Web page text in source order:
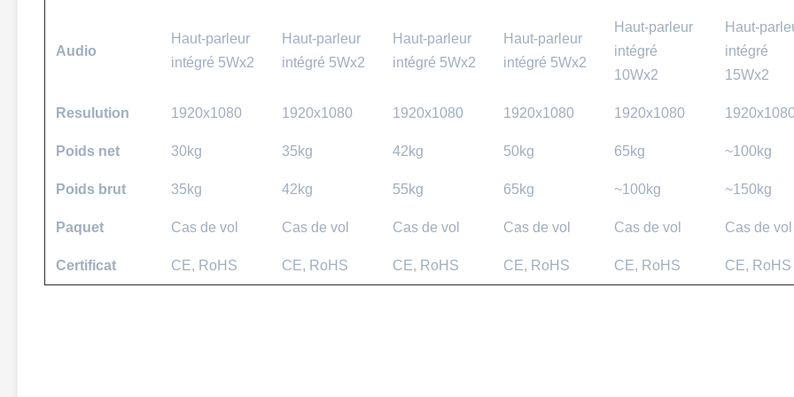
Audio
Haut-parleur
intégré 5Wx2
Haut-parleur
intégré 5Wx2
Haut-parleur
intégré 5Wx2
Haut-parleur
intégré 5Wx2
Haut-parleur
intégré
10Wx2
Haut-
intégré
15Wx2
Resulution 1920x1080 1920x1080 1920x1080 1920x1080 1920x1080
Poids net 30kg 35kg 42kg 50kg 65kg ~100kg
Poids brut 35kg 42kg 55kg 65kg ~100kg ~150kg
Paquet Cas de vol Cas de vol Cas de vol Cas de vol Cas de vol Cas de vol
Certificat CE, RoHS CE, RoHS CE, RoHS CE, RoHS CE, RoHS CE, RoHS